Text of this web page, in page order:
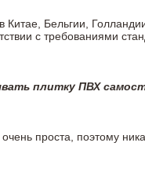
в Китае, Бельгии,
с требованиями
плитку ПВХ
проста, поэтому